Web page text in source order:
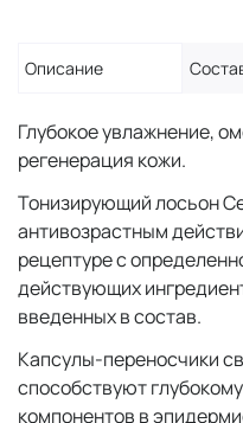
Описание
Глубокое увлажнение,
регенерация кожи.
Тонизирующий лосьон
антивозрастным
рецептуре с
действующих
введенных в состав.
Капсулы-переносчики
способствуют
компонентов в